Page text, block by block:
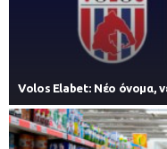
Volos Elabet: Νέο όνομα,